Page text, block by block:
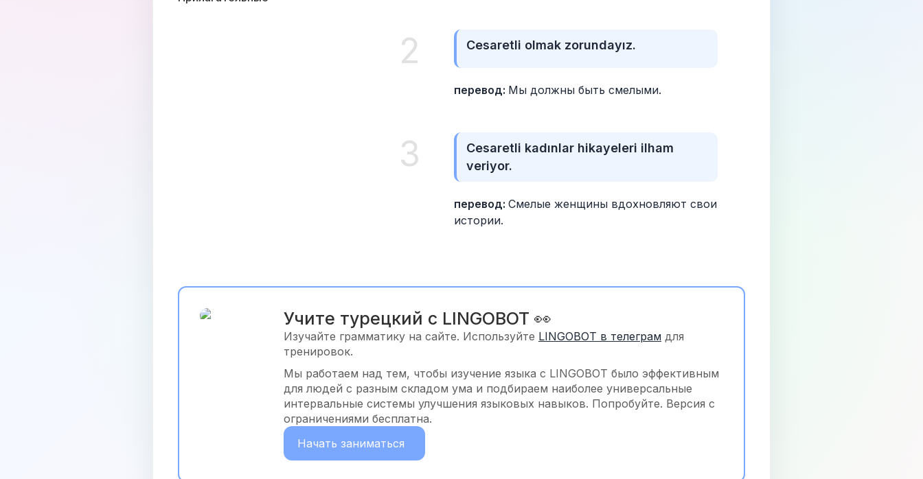
2 Cesaretli olmak zorundayız.
перевод: Мы должны быть смелыми.
3
Cesaretli kadınlar hikayeleri ilham
veriyor.
перевод: Смелые женщины вдохновляют свои
истории.
Учите турецкий с LINGOBOT 👀
Изучайте грамматику на сайте. Используйте LINGOBOT в телеграм для
тренировок.
Мы работаем над тем, чтобы изучение языка с LINGOBOT было эффективным
для людей с разным складом ума и подбираем наиболее универсальные
интервальные системы улучшения языковых навыков. Попробуйте. Версия с
ограничениями бесплатна.
Начать заниматься